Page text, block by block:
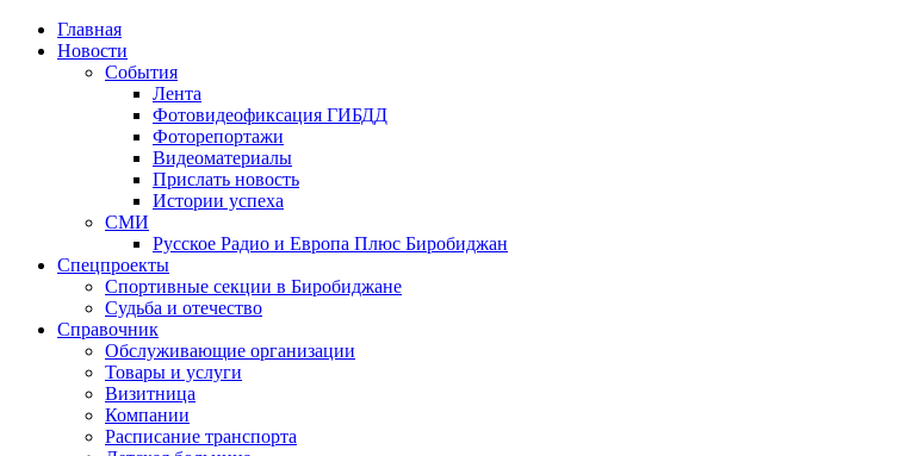
Главная
Новости
События
Лента
Фотовидеофиксация ГИБДД
Фоторепортажи
Видеоматериалы
Прислать новость
Истории успеха
СМИ
Русское Радио и Европа Плюс Биробиджан
Спецпроекты
Спортивные секции в Биробиджане
Судьба и отечество
Справочник
Обслуживающие организации
Товары и услуги
Визитница
Компании
Расписание транспорта